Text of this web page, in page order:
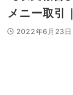
メニー取引
2022年6月23